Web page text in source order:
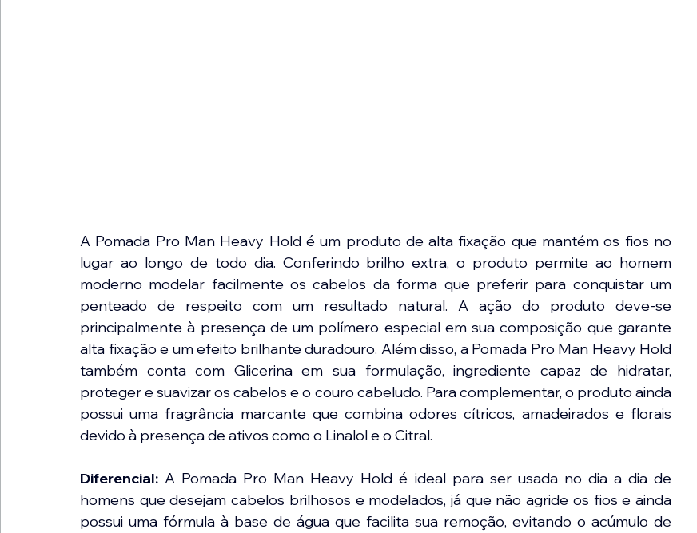
A Pomada Pro Man Heavy Hold é um produto de alta fixação que mantém os fios no
lugar ao longo de todo dia. Conferindo brilho extra, o produto permite ao homem
moderno modelar facilmente os cabelos da forma que preferir para conquistar um
penteado de respeito com um resultado natural. A ação do produto deve-se
principalmente à presença de um polímero especial em sua composição que garante
alta fixação e um efeito brilhante duradouro. Além disso, a Pomada Pro Man Heavy Hold
também conta com Glicerina em sua formulação, ingrediente capaz de hidratar,
proteger e suavizar os cabelos e o couro cabeludo. Para complementar, o produto ainda
possui uma fragrância marcante que combina odores cítricos, amadeirados e florais
devido à presença de ativos como o Linalol e o Citral.
Diferencial: A Pomada Pro Man Heavy Hold é ideal para ser usada no dia a dia de
homens que desejam cabelos brilhosos e modelados, já que não agride os fios e ainda
possui uma fórmula à base de água que facilita sua remoção, evitando o acúmulo de